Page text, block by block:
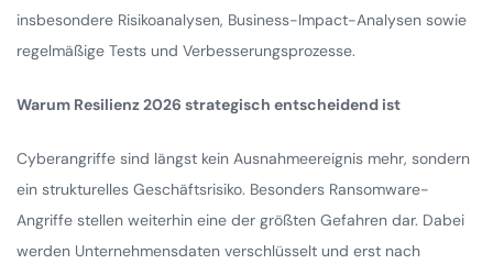
insbesondere Risikoanalysen, Business-Impact-Analysen sowie
regelmäßige Tests und Verbesserungsprozesse.
Warum Resilienz 2026 strategisch entscheidend ist
Cyberangriffe sind längst kein Ausnahmeereignis mehr, sondern
ein strukturelles Geschäftsrisiko. Besonders Ransomware-
Angriffe stellen weiterhin eine der größten Gefahren dar. Dabei
werden Unternehmensdaten verschlüsselt und erst nach